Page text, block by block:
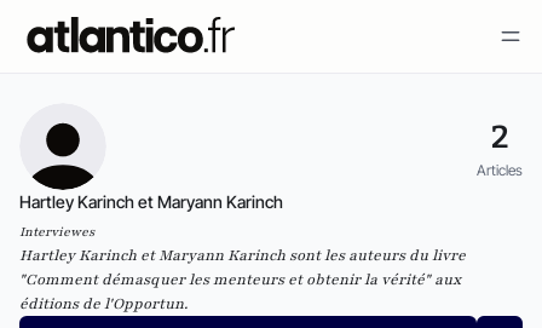
2
Articles
Hartley Karinch et Maryann Karinch
Interviewes
Hartley Karinch et Maryann Karinch sont les auteurs du livre
"Comment démasquer les menteurs et obtenir la vérité" aux
éditions de l'Opportun.